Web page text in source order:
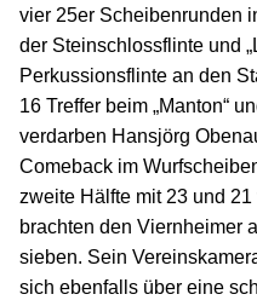
vier 25er Scheibenrunden
der Steinschlossflinte und
Perkussionsflinte an den
16 Treffer beim „Manton“
verdarben Hansjörg
Comeback im
zweite Hälfte mit 23 und
brachten den Viernheimer
sieben. Sein
sich ebenfalls über eine